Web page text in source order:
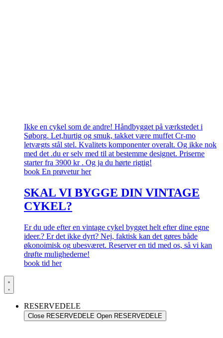
Ikke en cykel som de andre! Håndbygget på værkstedet i
Søborg. Let,hurtig og smuk, takket være muffet Cr-mo
letvægts stål stel. Kvalitets komponenter overalt. Og ikke nok
med det .du er selv med til at bestemme designet. Priserne
starter fra 3900 kr . Og ja du hørte rigtig!
book En prøvetur her
SKAL VI BYGGE DIN VINTAGE
CYKEL?
Er du ude efter en vintage cykel bygget helt efter dine egne
ideer.? Er det ikke dyrt? Nej, faktisk kan det gøres både
økonoimisk og ubesværet. Reserver en tid med os, så vi kan
drøfte mulighederne!
book tid her
RESERVEDELE
Close RESERVEDELE Open RESERVEDELE